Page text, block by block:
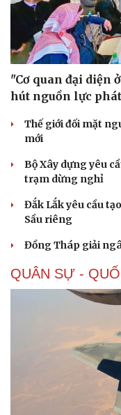
"Cơ quan đại diện
hút nguồn lực
Thế giới đối mặt
mới
Bộ Xây dựng yêu
trạm dừng nghỉ
Đắk Lắk yêu cầu
Sầu riêng
Đồng Tháp giải
QUÂN SỰ -